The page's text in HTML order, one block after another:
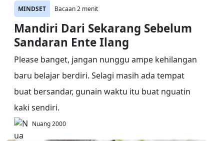
MINDSET Bacaan 2 menit
Mandiri Dari Sekarang Sebelum
Sandaran Ente Ilang
Please banget, jangan nunggu ampe kehilangan
baru belajar berdiri. Selagi masih ada tempat
buat bersandar, gunain waktu itu buat nguatin
kaki sendiri.
Nuang 2000